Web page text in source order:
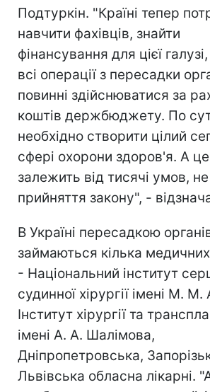
Подтуркін. "Країні тепер
навчити фахівців, знайти
фінансування для цієї
всі операції з пересадки
повинні здійснюватися за
коштів держбюджету. По
необхідно створити цілий
сфері охорони здоров'я. А це
залежить від тисячі умов, не
прийняття закону", -
В Україні пересадкою
займаються кілька
- Національний інститут
судинної хірургії імені М.
Інститут хірургії та
імені А. А. Шалімова,
Дніпропетровська,
Львівська обласна лікарні.